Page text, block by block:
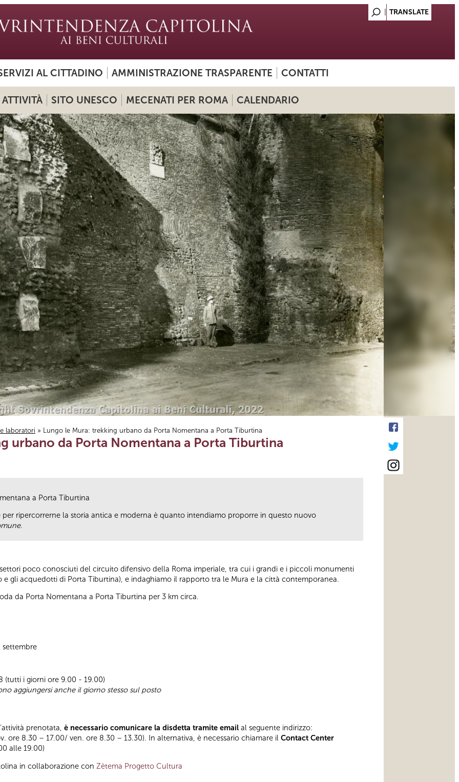
AL CITTADINO AMMINISTRAZIONE TRASPARENTE CONTATTI
ATTIVITÀ SITO UNESCO MECENATI PER ROMA CALENDARIO
laboratori » Lungo le Mura: trekking urbano da Porta Nomentana a Porta Tiburtina
urbano da Porta Nomentana a Porta Tiburtina
a Porta Tiburtina
ripercorrerne la storia antica e moderna è quanto intendiamo proporre in questo nuovo
.
poco conosciuti del circuito difensivo della Roma imperiale, tra cui i grandi e i piccoli monumenti
e gli acquedotti di Porta Tiburtina), e indaghiamo il rapporto tra le Mura e la città contemporanea.
da Porta Nomentana a Porta Tiburtina per 3 km circa.
settembre
(tutti i giorni ore 9.00 - 19.00)
aggiungersi anche il giorno stesso sul posto
prenotata, è necessario comunicare la disdetta tramite email al seguente indirizzo:
ore 8.30 – 17.00/ ven. ore 8.30 – 13.30). In alternativa, è necessario chiamare il Contact Center
alle 19.00)
in collaborazione con Zètema Progetto Cultura